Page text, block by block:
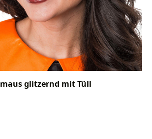
glitzernd mit Tüll